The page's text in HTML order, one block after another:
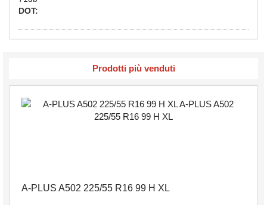
DOT:
Prodotti più venduti
A-PLUS A502 225/55 R16 99 H XL